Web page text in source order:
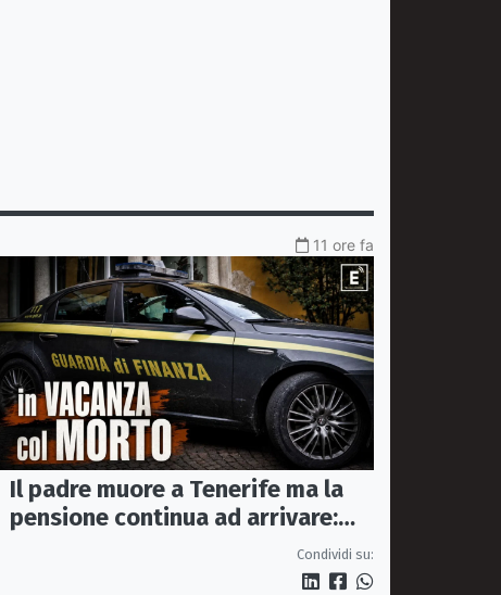
11 ore fa
Il padre muore a Tenerife ma la
pensione continua ad arrivare:
Condividi su: